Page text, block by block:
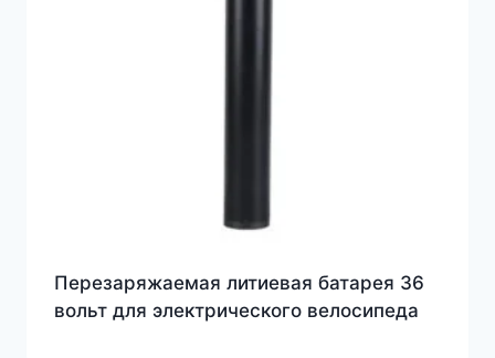
Перезаряжаемая литиевая батарея 36
вольт для электрического велосипеда